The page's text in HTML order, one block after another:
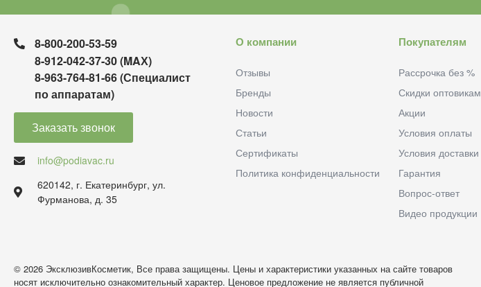
8-800-200-53-59
8-912-042-37-30 (MAХ)
8-963-764-81-66 (Специалист
по аппаратам)
Заказать звонок
info@podiavac.ru
620142, г. Екатеринбург, ул.
Фурманова, д. 35
О компании
Отзывы
Бренды
Новости
Статьи
Сертификаты
Политика конфиденциальности
Покупателям
Рассрочка без %
Скидки оптовикам
Акции
Условия оплаты
Условия доставки
Гарантия
Вопрос-ответ
Видео продукции
© 2026 ЭксклюзивКосметик, Все права защищены. Цены и характеристики указанных на сайте товаров
носят исключительно ознакомительный характер. Ценовое предложение не является публичной